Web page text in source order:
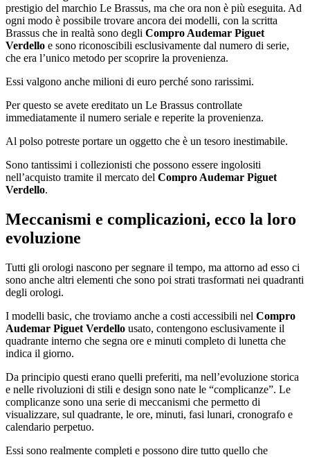
prestigio del marchio Le Brassus, ma che ora non è più eseguita. Ad
ogni modo è possibile trovare ancora dei modelli, con la scritta
Brassus che in realtà sono degli Compro Audemar Piguet
Verdello e sono riconoscibili esclusivamente dal numero di serie,
che era l’unico metodo per scoprire la provenienza.
Essi valgono anche milioni di euro perché sono rarissimi.
Per questo se avete ereditato un Le Brassus controllate
immediatamente il numero seriale e reperite la provenienza.
Al polso potreste portare un oggetto che è un tesoro inestimabile.
Sono tantissimi i collezionisti che possono essere ingolositi
nell’acquisto tramite il mercato del Compro Audemar Piguet
Verdello.
Meccanismi e complicazioni, ecco la loro
evoluzione
Tutti gli orologi nascono per segnare il tempo, ma attorno ad esso ci
sono anche altri elementi che sono poi strati trasformati nei quadranti
degli orologi.
I modelli basic, che troviamo anche a costi accessibili nel Compro
Audemar Piguet Verdello usato, contengono esclusivamente il
quadrante interno che segna ore e minuti completo di lunetta che
indica il giorno.
Da principio questi erano quelli preferiti, ma nell’evoluzione storica
e nelle rivoluzioni di stili e design sono nate le “complicanze”. Le
complicanze sono una serie di meccanismi che permetto di
visualizzare, sul quadrante, le ore, minuti, fasi lunari, cronografo e
calendario perpetuo.
Essi sono realmente completi e possono dire tutto quello che